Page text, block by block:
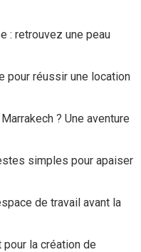
: retrouvez une peau
pour réussir une location
? Une aventure
simples pour apaiser
de travail avant la
la création de